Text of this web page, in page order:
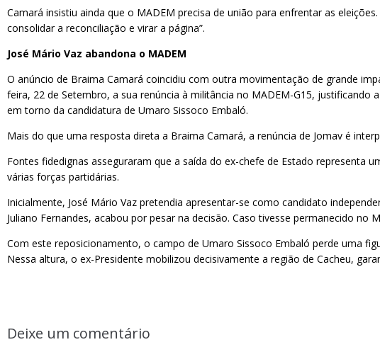
Camará insistiu ainda que o MADEM precisa de união para enfrentar as
consolidar a reconciliação e virar a página”.
José Mário Vaz abandona o MADEM
O anúncio de Braima Camará coincidiu com outra movimentação de grande
feira, 22 de Setembro, a sua renúncia à militância no MADEM-G15, justificando
em torno da candidatura de Umaro Sissoco Embaló.
Mais do que uma resposta direta a Braima Camará, a renúncia de Jomav é
Fontes fidedignas asseguraram que a saída do ex-chefe de Estado representa
várias forças partidárias.
Inicialmente, José Mário Vaz pretendia apresentar-se como candidato
Juliano Fernandes, acabou por pesar na decisão. Caso tivesse permanecido
Com este reposicionamento, o campo de Umaro Sissoco Embaló perde uma
Nessa altura, o ex-Presidente mobilizou decisivamente a região de Cacheu,
Deixe um comentário